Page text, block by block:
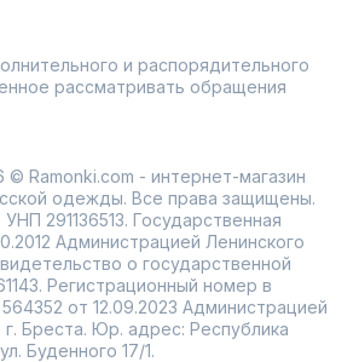
и распорядительного
рассматривать обращения
© Ramonki.com - интернет-магазин
одежды. Все права защищены.
291136513. Государственная
Администрацией Ленинского
о государственной
Регистрационный номер в
от 12.09.2023 Администрацией
г. Бреста. Юр. адрес: Республика
Буденного 17/1.